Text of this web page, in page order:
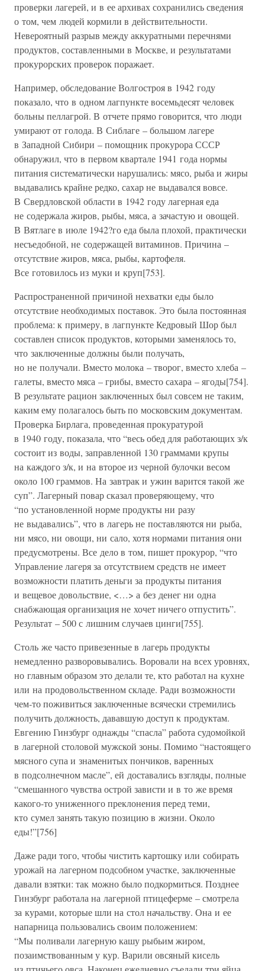
проверки лагерей, и в ее архивах сохранились сведения
о том, чем людей кормили в действительности.
Невероятный разрыв между аккуратными перечнями
продуктов, составленными в Москве, и результатами
прокурорских проверок поражает.
Например, обследование Волгостроя в 1942 году
показало, что в одном лагпункте восемьдесят человек
больны пеллагрой. В отчете прямо говорится, что люди
умирают от голода. В Сиблаге – большом лагере
в Западной Сибири – помощник прокурора СССР
обнаружил, что в первом квартале 1941 года нормы
питания систематически нарушались: мясо, рыба и жиры
выдавались крайне редко, сахар не выдавался вовсе.
В Свердловской области в 1942 году лагерная еда
не содержала жиров, рыбы, мяса, а зачастую и овощей.
В Вятлаге в июле 1942?го еда была плохой, практически
несъедобной, не содержащей витаминов. Причина –
отсутствие жиров, мяса, рыбы, картофеля.
Все готовилось из муки и круп[753].
Распространенной причиной нехватки еды было
отсутствие необходимых поставок. Это была постоянная
проблема: к примеру, в лагпункте Кедровый Шор был
составлен список продуктов, которыми заменялось то,
что заключенные должны были получать,
но не получали. Вместо молока – творог, вместо хлеба –
галеты, вместо мяса – грибы, вместо сахара – ягоды[754].
В результате рацион заключенных был совсем не таким,
каким ему полагалось быть по московским документам.
Проверка Бирлага, проведенная прокуратурой
в 1940 году, показала, что “весь обед для работающих з/к
состоит из воды, заправленной 130 граммами крупы
на каждого з/к, и на второе из черной булочки весом
около 100 граммов. На завтрак и ужин варится такой же
суп”. Лагерный повар сказал проверяющему, что
“по установленной норме продукты ни разу
не выдавались”, что в лагерь не поставляются ни рыба,
ни мясо, ни овощи, ни сало, хотя нормами питания они
предусмотрены. Все дело в том, пишет прокурор, “что
Управление лагеря за отсутствием средств не имеет
возможности платить деньги за продукты питания
и вещевое довольствие, <…> а без денег ни одна
снабжающая организация не хочет ничего отпустить”.
Результат – 500 с лишним случаев цинги[755].
Столь же часто привезенные в лагерь продукты
немедленно разворовывались. Воровали на всех уровнях,
но главным образом это делали те, кто работал на кухне
или на продовольственном складе. Ради возможности
чем-то поживиться заключенные всячески стремились
получить должность, дававшую доступ к продуктам.
Евгению Гинзбург однажды “спасла” работа судомойкой
в лагерной столовой мужской зоны. Помимо “настоящего
мясного супа и знаменитых пончиков, варенных
в подсолнечном масле”, ей доставались взгляды, полные
“смешанного чувства острой зависти и в то же время
какого-то униженного преклонения перед теми,
кто сумел занять такую позицию в жизни. Около
еды!”[756]
Даже ради того, чтобы чистить картошку или собирать
урожай на лагерном подсобном участке, заключенные
давали взятки: так можно было подкормиться. Позднее
Гинзбург работала на лагерной птицеферме – смотрела
за курами, которые шли на стол начальству. Она и ее
напарница пользовались своим положением:
“Мы поливали лагерную кашу рыбьим жиром,
позаимствованным у кур. Варили овсяный кисель